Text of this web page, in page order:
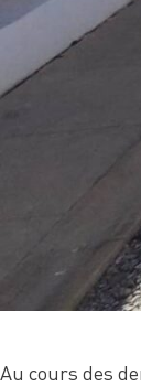
Au cours des